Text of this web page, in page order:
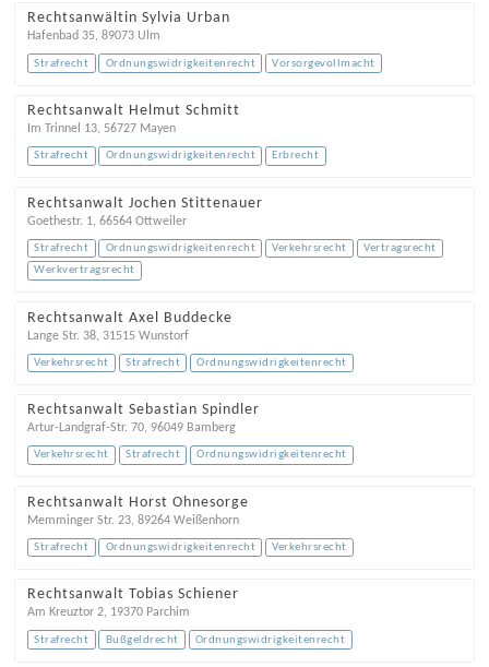
Rechtsanwältin Sylvia Urban
Hafenbad 35, 89073 Ulm
Strafrecht Ordnungswidrigkeitenrecht Vorsorgevollmacht
Rechtsanwalt Helmut Schmitt
Im Trinnel 13, 56727 Mayen
Strafrecht Ordnungswidrigkeitenrecht Erbrecht
Rechtsanwalt Jochen Stittenauer
Goethestr. 1, 66564 Ottweiler
Strafrecht Ordnungswidrigkeitenrecht Verkehrsrecht
Vertragsrecht
Werkvertragsrecht
Rechtsanwalt Axel Buddecke
Lange Str. 38, 31515 Wunstorf
Verkehrsrecht Strafrecht Ordnungswidrigkeitenrecht
Rechtsanwalt Sebastian Spindler
Artur-Landgraf-Str. 70, 96049 Bamberg
Verkehrsrecht Strafrecht Ordnungswidrigkeitenrecht
Rechtsanwalt Horst Ohnesorge
Memminger Str. 23, 89264 Weißenhorn
Strafrecht Ordnungswidrigkeitenrecht Verkehrsrecht
Rechtsanwalt Tobias Schiener
Am Kreuztor 2, 19370 Parchim
Strafrecht Bußgeldrecht Ordnungswidrigkeitenrecht